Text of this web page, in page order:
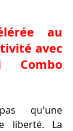
au
avec
Combo
qu'une